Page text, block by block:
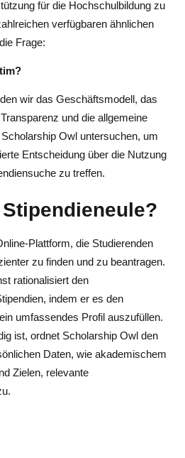
ein 100-prozentiges
kostenlos?
den USA leicht zu
für die Hochschulbildung zu
verfügbaren ähnlichen
Frage:
wir das Geschäftsmodell, das
und die allgemeine
Owl untersuchen, um
Entscheidung über die Nutzung
zu treffen.
Plattform, die Studierenden
zu finden und zu beantragen.
rationalisiert den
indem er es den
umfassendes Profil auszufüllen.
ist, ordnet Scholarship Owl den
Daten, wie akademischem
Zielen, relevante